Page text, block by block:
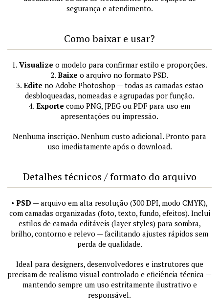
segurança e atendimento.
Como baixar e usar?
1. Visualize o modelo para confirmar estilo e proporções.
2. Baixe o arquivo no formato PSD.
3. Edite no Adobe Photoshop — todas as camadas estão
desbloqueadas, nomeadas e agrupadas por função.
4. Exporte como PNG, JPEG ou PDF para uso em
apresentações ou impressão.
Nenhuma inscrição. Nenhum custo adicional. Pronto para
uso imediatamente após o download.
Detalhes técnicos / formato do arquivo
• PSD — arquivo em alta resolução (300 DPI, modo CMYK),
com camadas organizadas (foto, texto, fundo, efeitos). Inclui
estilos de camada editáveis (layer styles) para sombra,
brilho, contorno e relevo — facilitando ajustes rápidos sem
perda de qualidade.
Ideal para designers, desenvolvedores e instrutores que
precisam de realismo visual controlado e eficiência técnica —
mantendo sempre um uso estritamente ilustrativo e
responsável.